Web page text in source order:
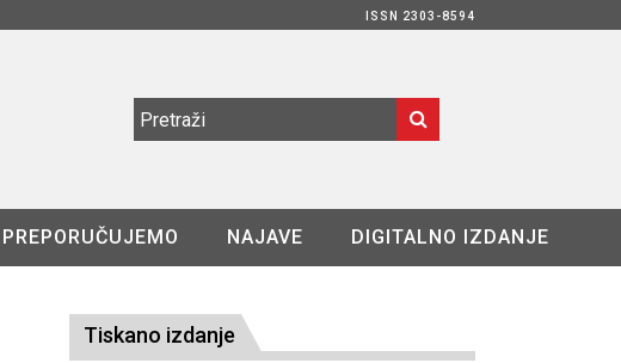
ISSN 2303-8594
PREPORUČUJEMO NAJAVE DIGITALNO IZDANJE
Tiskano izdanje